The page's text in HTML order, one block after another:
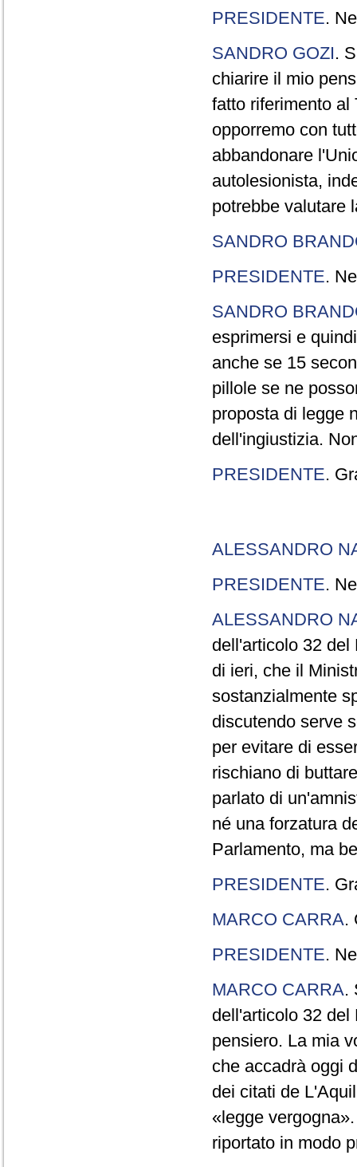
PRESIDENTE.
SANDRO GOZI.
chiarire il mio
fatto riferimento al
opporremo con
abbandonare
autolesionista,
potrebbe valutare
SANDRO
PRESIDENTE.
SANDRO
esprimersi e
anche se 15
pillole se ne
proposta di legge
dell'ingiustizia.
PRESIDENTE.
ALESSANDRO
PRESIDENTE.
ALESSANDRO
dell'articolo 32 del
di ieri, che il
sostanzialmente
discutendo serve
per evitare di
rischiano di
parlato di
né una forzatura
Parlamento, ma
PRESIDENTE.
MARCO CARRA.
PRESIDENTE.
MARCO CARRA.
dell'articolo 32 del
pensiero. La mia
che accadrà oggi
dei citati de
«legge
riportato in modo